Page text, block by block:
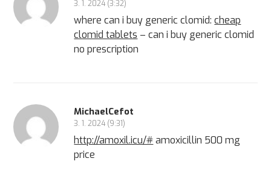
3. 1. 2024 (3:32)
where can i buy generic clomid:cheap
clomid tablets – can i buy generic clomid
no prescription
MichaelCefot
3. 1. 2024 (9:31)
http://amoxil.icu/#amoxicillin 500 mg
price